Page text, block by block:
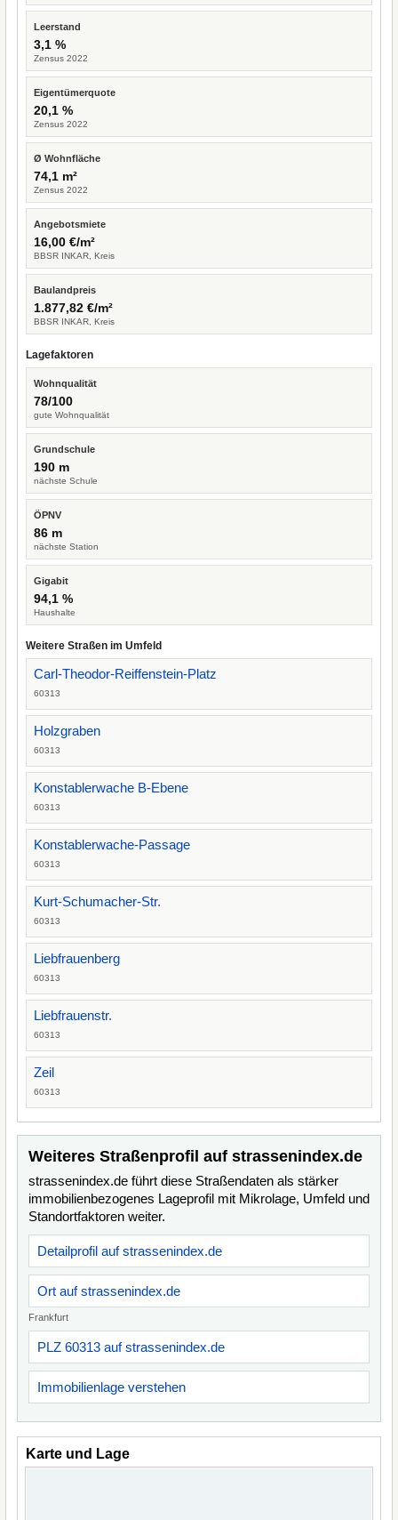
Leerstand
3,1 %
Zensus 2022
Eigentümerquote
20,1 %
Zensus 2022
Ø Wohnfläche
74,1 m²
Zensus 2022
Angebotsmiete
16,00 €/m²
BBSR INKAR, Kreis
Baulandpreis
1.877,82 €/m²
BBSR INKAR, Kreis
Lagefaktoren
Wohnqualität
78/100
gute Wohnqualität
Grundschule
190 m
nächste Schule
ÖPNV
86 m
nächste Station
Gigabit
94,1 %
Haushalte
Weitere Straßen im Umfeld
Carl-Theodor-Reiffenstein-Platz
60313
Holzgraben
60313
Konstablerwache B-Ebene
60313
Konstablerwache-Passage
60313
Kurt-Schumacher-Str.
60313
Liebfrauenberg
60313
Liebfrauenstr.
60313
Zeil
60313
Weiteres Straßenprofil auf strassenindex.de
strassenindex.de führt diese Straßendaten als stärker
immobilienbezogenes Lageprofil mit Mikrolage, Umfeld und
Standortfaktoren weiter.
Detailprofil auf strassenindex.de
Ort auf strassenindex.de
Frankfurt
PLZ 60313 auf strassenindex.de
Immobilienlage verstehen
Karte und Lage